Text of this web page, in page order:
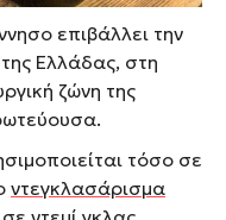
επιβάλλει την
Ελλάδας, στη
ζώνη της
τόσο σε
ντεγκλασάρισμα